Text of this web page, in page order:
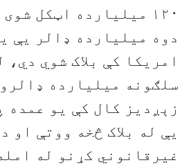
۱۲۰ ميليارده اټکل
دوه ميليارده ډالر یې
امريکا کې بلاک شوي دي،
زېږديز کال کې يو عمده
يې له بلاک څخه ووتې او
غيرقانوني کړنو له